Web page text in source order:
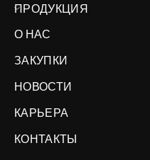
ПРОДУКЦИЯ
О НАС
ЗАКУПКИ
НОВОСТИ
КАРЬЕРА
КОНТАКТЫ